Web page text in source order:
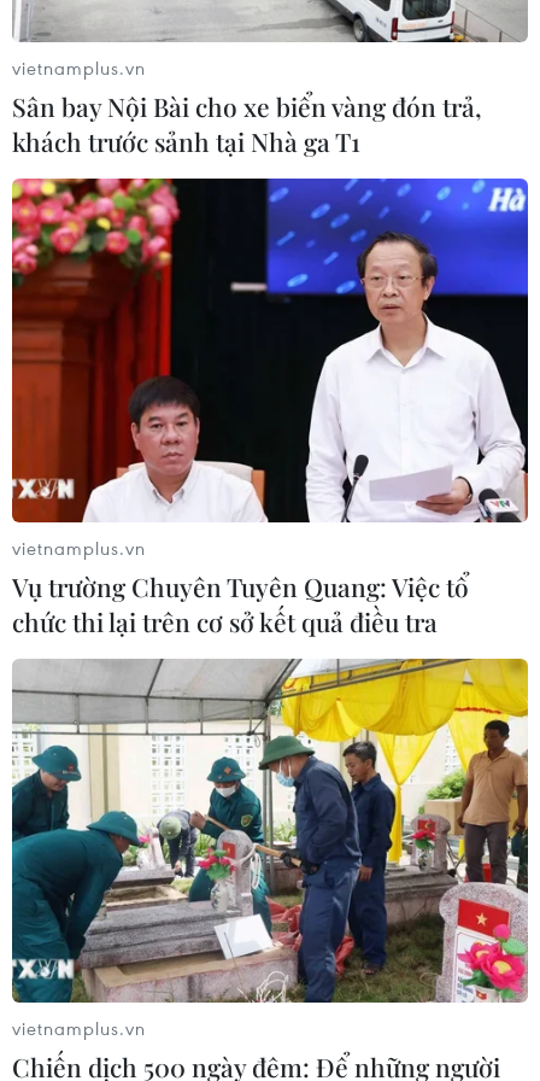
#lông
Theo dõi VietnamPlus
TIN LIÊN QUAN
Argentina phát hiện hóa thạch loài khủng
vietnamplus.vn
Sân bay Nội Bài cho xe biển vàng đón trả,
khách trước sảnh tại Nhà ga T1
vietnamplus.vn
Vụ trường Chuyên Tuyên Quang: Việc tổ
chức thi lại trên cơ sở kết quả điều tra
vietnamplus.vn
Chiến dịch 500 ngày đêm: Để những người